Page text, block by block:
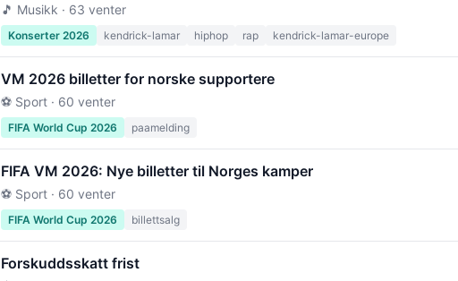
🎵 Musikk · 63 venter
Konserter 2026 kendrick-lamar hiphop rap kendrick-lamar-europe
VM 2026 billetter for norske supportere
⚽ Sport · 60 venter
FIFA World Cup 2026 paamelding
FIFA VM 2026: Nye billetter til Norges kamper
⚽ Sport · 60 venter
FIFA World Cup 2026 billettsalg
Forskuddsskatt frist